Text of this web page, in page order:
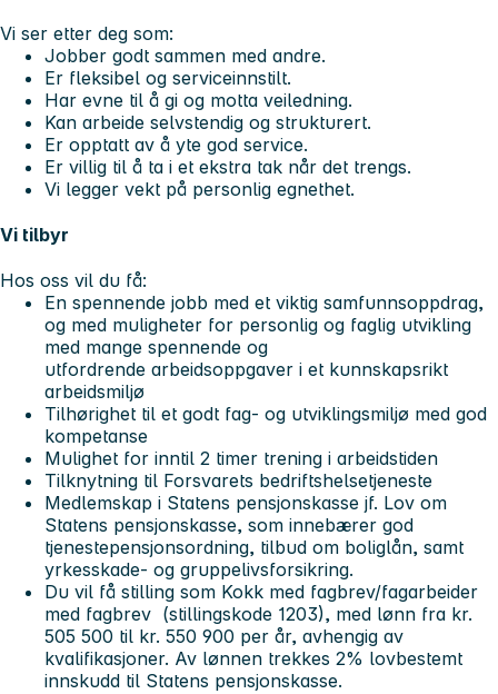
Vi ser etter deg som:
Jobber godt sammen med andre.
Er fleksibel og serviceinnstilt.
Har evne til å gi og motta veiledning.
Kan arbeide selvstendig og strukturert.
Er opptatt av å yte god service.
Er villig til å ta i et ekstra tak når det trengs.
Vi legger vekt på personlig egnethet.
Vi tilbyr
Hos oss vil du få:
En spennende jobb med et viktig samfunnsoppdrag,
og med muligheter for personlig og faglig utvikling
med mange spennende og
utfordrende arbeidsoppgaver i et kunnskapsrikt
arbeidsmiljø
Tilhørighet til et godt fag- og utviklingsmiljø med god
kompetanse
Mulighet for inntil 2 timer trening i arbeidstiden
Tilknytning til Forsvarets bedriftshelsetjeneste
Medlemskap i Statens pensjonskasse jf. Lov om
Statens pensjonskasse, som innebærer god
tjenestepensjonsordning, tilbud om boliglån, samt
yrkesskade- og gruppelivsforsikring.
Du vil få stilling som Kokk med fagbrev/fagarbeider
med fagbrev (stillingskode 1203), med lønn fra kr.
505 500 til kr. 550 900 per år, avhengig av
kvalifikasjoner. Av lønnen trekkes 2% lovbestemt
innskudd til Statens pensjonskasse.